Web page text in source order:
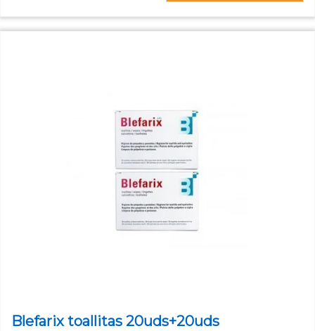
Blefarix toallitas 20uds+20uds